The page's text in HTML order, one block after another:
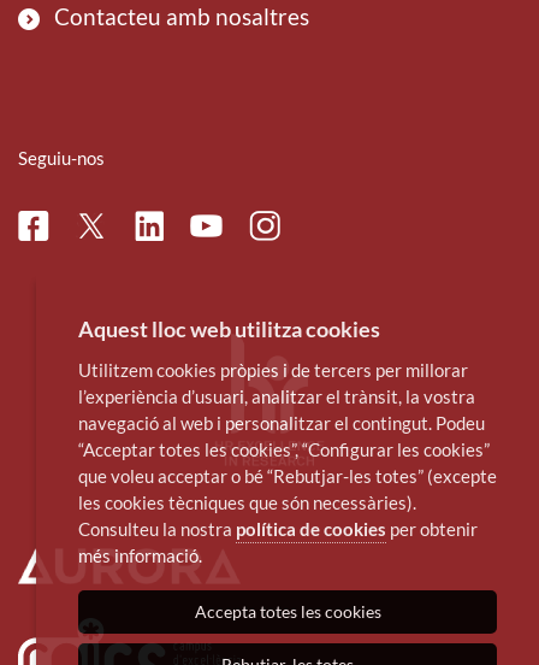
Contacteu amb nosaltres
Seguiu-nos
FacebookTwitterLinkedinYoutubeInstagram
Aquest lloc web utilitza cookies
Utilitzem cookies pròpies i de tercers per millorar
l’experiència d’usuari, analitzar el trànsit, la vostra
navegació al web i personalitzar el contingut. Podeu
“Acceptar totes les cookies”, “Configurar les cookies”
que voleu acceptar o bé “Rebutjar-les totes” (excepte
les cookies tècniques que són necessàries).
Consulteu la nostra política de cookies per obtenir
més informació.
Accepta totes les cookies